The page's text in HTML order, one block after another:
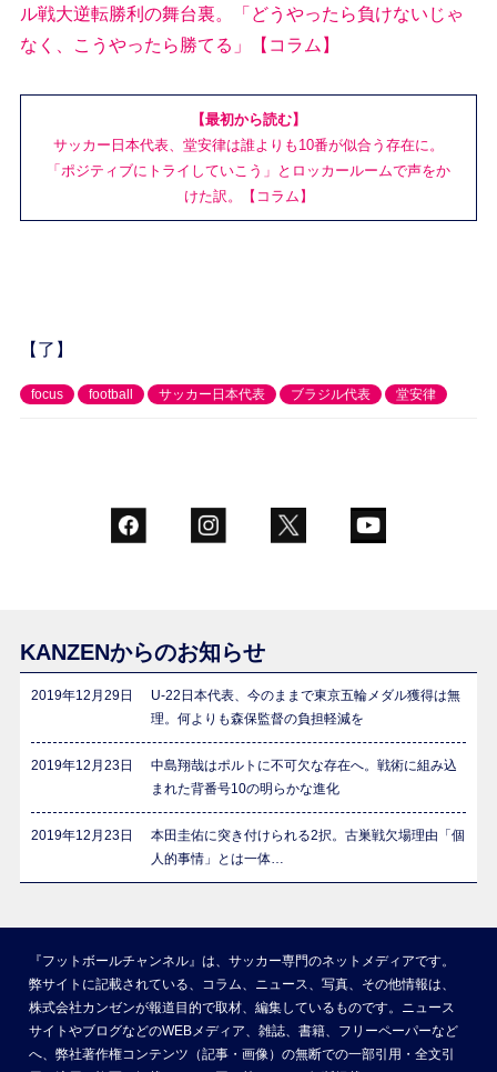
ル戦大逆転勝利の舞台裏。「どうやったら負けないじゃ
なく、こうやったら勝てる」【コラム】
【最初から読む】
サッカー日本代表、堂安律は誰よりも10番が似合う存在に。
「ポジティブにトライしていこう」とロッカールームで声をか
けた訳。【コラム】
【了】
focus football サッカー日本代表 ブラジル代表 堂安律
KANZENからのお知らせ
2019年12月29日
U-22日本代表、今のままで東京五輪メダル獲得は無
理。何よりも森保監督の負担軽減を
2019年12月23日
中島翔哉はポルトに不可欠な存在へ。戦術に組み込
まれた背番号10の明らかな進化
2019年12月23日
本田圭佑に突き付けられる2択。古巣戦欠場理由「個
人的事情」とは一体…
『フットボールチャンネル』は、サッカー専門のネットメディアです。
弊サイトに記載されている、コラム、ニュース、写真、その他情報は、
株式会社カンゼンが報道目的で取材、編集しているものです。ニュース
サイトやブログなどのWEBメディア、雑誌、書籍、フリーペーパーなど
へ、弊社著作権コンテンツ（記事・画像）の無断での一部引用・全文引